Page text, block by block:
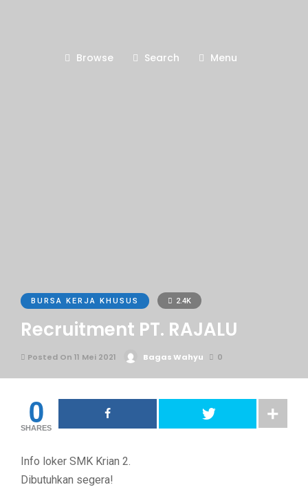
Browse Search Menu
BURSA KERJA KHUSUS 2.4K
Recruitment PT. RAJALU
Posted On 11 Mei 2021 Bagas Wahyu 0
0
SHARES
Info loker SMK Krian 2.
Dibutuhkan segera!